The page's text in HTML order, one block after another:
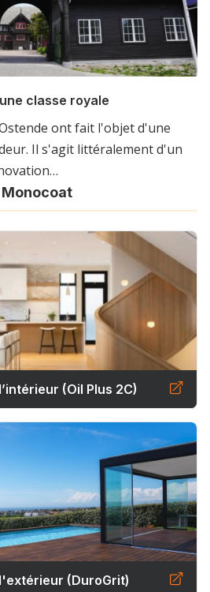
classe royale
ont fait l'objet d'une
Il s'agit littéralement d'un
(Oil Plus 2C)
(DuroGrit)